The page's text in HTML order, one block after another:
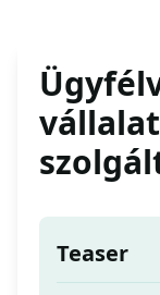
Teaser